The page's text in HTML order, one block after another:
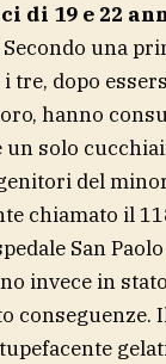
di 19 e 22
Secondo una
tre, dopo
hanno
solo
del
chiamato il
San
invece in
conseguenze.